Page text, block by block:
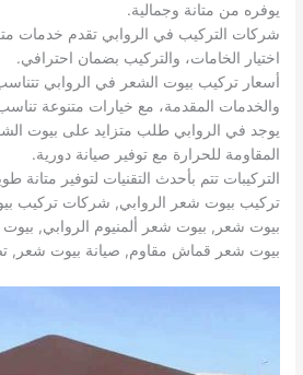
يوفره من متانة وجمالية.
شركات التركيب في الروابي تقدم خدمات
اختيار الخامات، والتركيب بضمان احترافي.
أسعار تركيب بيوت الشعر في الروابي
والخدمات المقدمة، مع خيارات متنوعة
يوجد في الروابي طلب متزايد على بيوت
المقاومة للحرارة مع توفير صيانة دورية.
التركيبات تتم بأحدث التقنيات لتوفير
تركيب بيوت شعر الروابي, شركات تركيب
بيوت شعر, بيوت شعر ألمنيوم الروابي,
بيوت شعر قماش مقاوم, صيانة بيوت شعر,